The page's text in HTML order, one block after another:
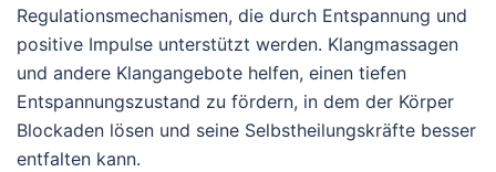
Regulationsmechanismen, die durch Entspannung und
positive Impulse unterstützt werden. Klangmassagen
und andere Klangangebote helfen, einen tiefen
Entspannungszustand zu fördern, in dem der Körper
Blockaden lösen und seine Selbstheilungskräfte besser
entfalten kann.